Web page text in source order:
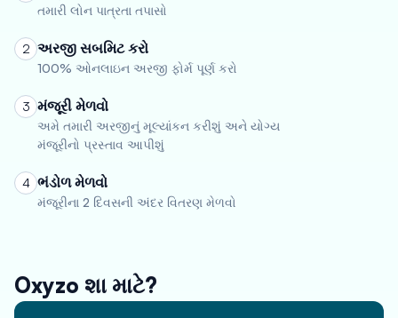
તમારી લોન પાત્રતા તપાસો
2 અરજી સબમિટ કરો
100% ઓનલાઇન અરજી ફોર્મ પૂર્ણ કરો
3 મંજૂરી મેળવો
અમે તમારી અરજીનું મૂલ્યાંકન કરીશું અને યોગ્ય
મંજૂરીનો પ્રસ્તાવ આપીશું
4 ભંડોળ મેળવો
મંજૂરીના 2 દિવસની અંદર વિતરણ મેળવો
Oxyzo શા માટે?